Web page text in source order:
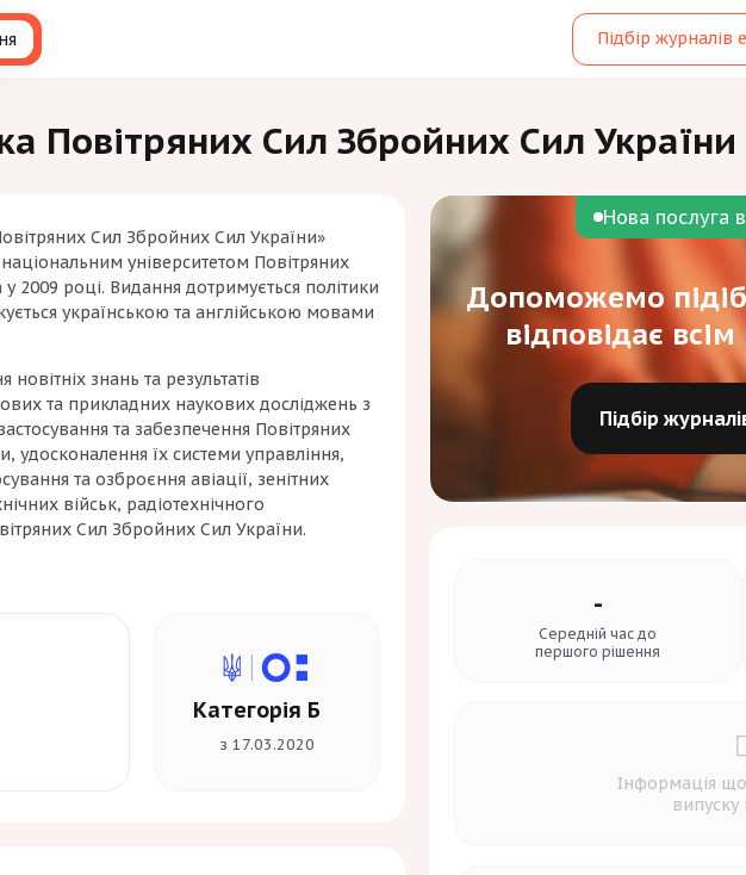
Підбір журналів
Повітряних Сил Збройних Сил України
Сил Збройних Сил України»
університетом Повітряних
2009 році. Видання дотримується політики
українською та англійською мовами
знань та результатів
та прикладних наукових досліджень з
та забезпечення Повітряних
удосконалення їх системи управління,
та озброєння авіації, зенітних
військ, радіотехнічного
Сил Збройних Сил України.
Категорія Б
з 17.03.2020
Нова послуга
Допоможемо
відповідає
Підбір
-
Середній час до
першого рішення
Інформація
випуску